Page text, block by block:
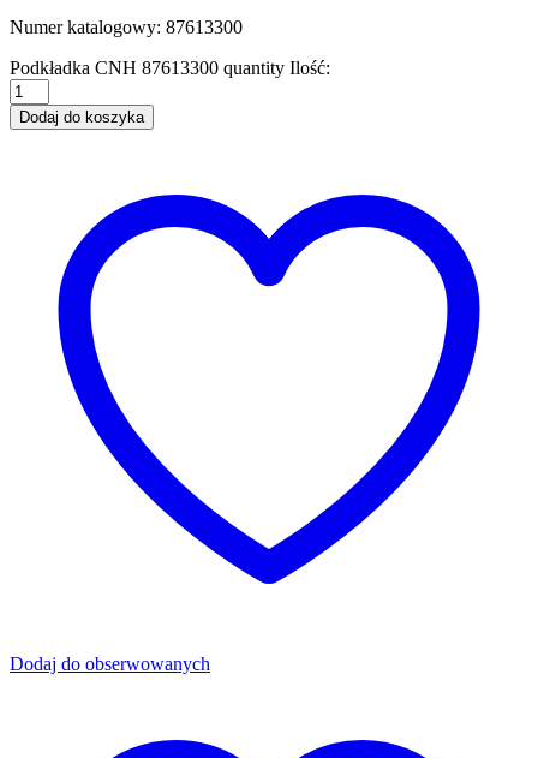
Numer katalogowy: 87613300
Podkładka CNH 87613300 quantity Ilość:
Dodaj do koszyka
Dodaj do obserwowanych